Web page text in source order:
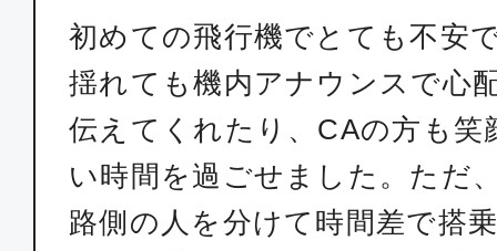
初めての飛行機でとても不安
揺れても機内アナウンスで心
伝えてくれたり、CAの方も笑
い時間を過ごせました。ただ
路側の人を分けて時間差で搭